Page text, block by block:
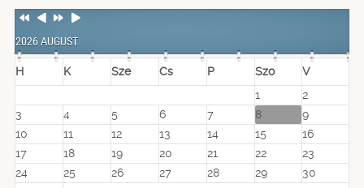
Previous
Previous
NextNext
2026 AUGUST
H K Sze Cs P Szo
V
1
2
3
4 5 6 7 8
9
10
11 12 13 14 15
16
17
18 19 20 21 22
23
24
25 26 27 28 29
30